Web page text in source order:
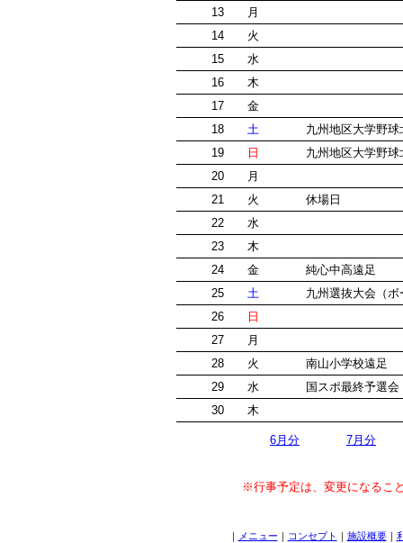
13
月
14
火
15
水
16
木
17
金
18
土
九州地区大学野
19
日
九州地区大学野
20
月
21
火
休場日
22
水
23
木
24
金
純心中高遠足
25
土
九州選抜大会（
26
日
27
月
28
火
南山小学校遠足
29
水
国スポ最終予選
30
木
6月分 7月分
※行事予定は、変更になるこ
｜ メニュー ｜ コンセプト ｜ 施設概要｜